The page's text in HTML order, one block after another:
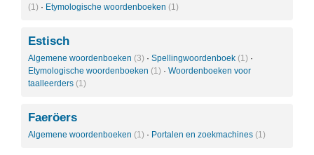
(1) · Etymologische woordenboeken (1)
Estisch
Algemene woordenboeken (3) · Spellingwoordenboek (1) ·
Etymologische woordenboeken (1) · Woordenboeken voor
taalleerders (1)
Faeröers
Algemene woordenboeken (1) · Portalen en zoekmachines (1)